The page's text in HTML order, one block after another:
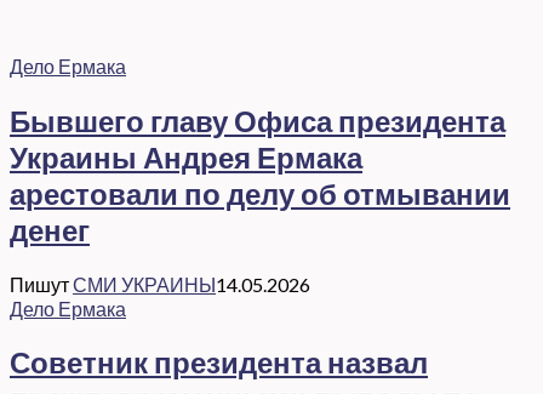
Дело Ермака
Бывшего главу Офиса президента
Украины Андрея Ермака
арестовали по делу об отмывании
денег
ПишутСМИ УКРАИНЫ14.05.2026
Дело Ермака
Советник президента назвал